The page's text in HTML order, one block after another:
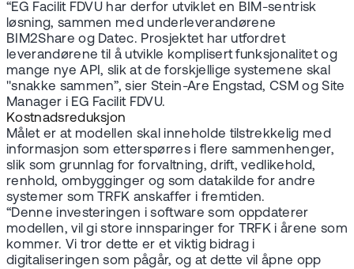
“EG Facilit FDVU har derfor utviklet en BIM-sentrisk
løsning, sammen med underleverandørene
BIM2Share og Datec. Prosjektet har utfordret
leverandørene til å utvikle komplisert funksjonalitet og
mange nye API, slik at de forskjellige systemene skal
"snakke sammen”, sier Stein-Are Engstad, CSM og Site
Manager i EG Facilit FDVU.
Kostnadsreduksjon
Målet er at modellen skal inneholde tilstrekkelig med
informasjon som etterspørres i flere sammenhenger,
slik som grunnlag for forvaltning, drift, vedlikehold,
renhold, ombygginger og som datakilde for andre
systemer som TRFK anskaffer i fremtiden.
“Denne investeringen i software som oppdaterer
modellen, vil gi store innsparinger for TRFK i årene som
kommer. Vi tror dette er et viktig bidrag i
digitaliseringen som pågår, og at dette vil åpne opp